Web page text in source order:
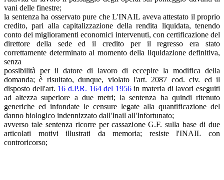
vani delle finestre;
la sentenza ha osservato pure che L'INAIL aveva attestato il proprio
credito, pari alla capitalizzazione della rendita liquidata, tenendo
conto dei miglioramenti economici intervenuti, con certificazione del
direttore della sede ed il credito per il regresso era stato
correttamente determinato al momento della liquidazione definitiva,
senza
possibilità per il datore di lavoro di eccepire la modifica della
domanda; è risultato, dunque, violato l'art. 2087 cod. civ. ed il
disposto dell'art. 16 d.P.R. 164 del 1956in materia di lavori eseguiti
ad altezza superiore a due metri; la sentenza ha quindi ritenuto
generiche ed infondate le censure legate alla quantificazione del
danno biologico indennizzato dall'Inail all'Infortunato;
avverso tale sentenza ricorre per cassazione G.F. sulla base di due
articolati motivi illustrati da memoria; resiste l'INAIL con
controricorso;